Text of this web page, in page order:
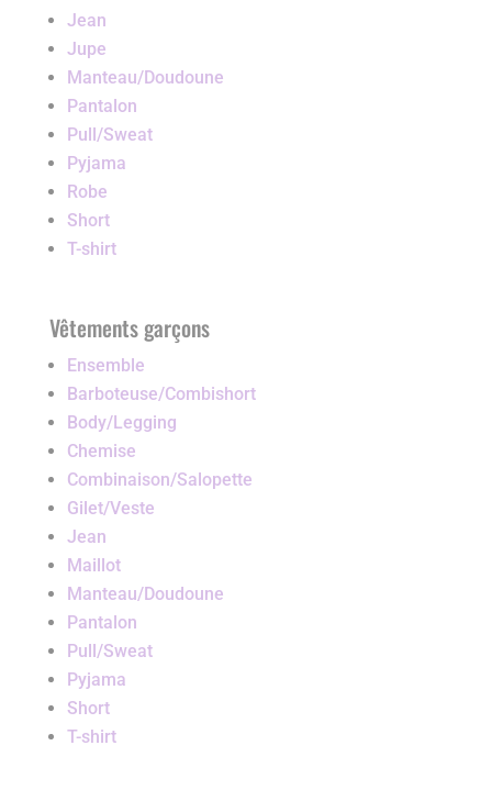
Jean
Jupe
Manteau/Doudoune
Pantalon
Pull/Sweat
Pyjama
Robe
Short
T-shirt
Vêtements garçons
Ensemble
Barboteuse/Combishort
Body/Legging
Chemise
Combinaison/Salopette
Gilet/Veste
Jean
Maillot
Manteau/Doudoune
Pantalon
Pull/Sweat
Pyjama
Short
T-shirt